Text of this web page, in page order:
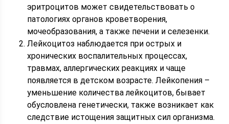
эритроцитов может свидетельствовать о
патологиях органов кроветворения,
мочеобразования, а также печени и селезенки.
Лейкоцитоз наблюдается при острых и
хронических воспалительных процессах,
травмах, аллергических реакциях и чаще
появляется в детском возрасте. Лейкопения –
уменьшение количества лейкоцитов, бывает
обусловлена генетически, также возникает как
следствие истощения защитных сил организма.